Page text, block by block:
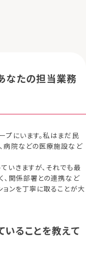
なたの担当業務
プにいます。私はまだ民
病院などの医療施設など
いきますが、それでも最
、関係部署との連携など
ョンを丁寧に取ることが大
ることを教えて